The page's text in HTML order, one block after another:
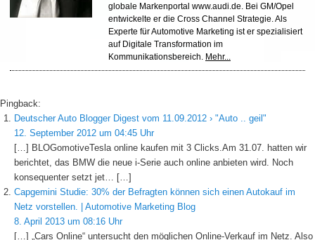
globale Markenportal www.audi.de. Bei GM/Opel
entwickelte er die Cross Channel Strategie. Als
Experte für Automotive Marketing ist er spezialisiert
auf Digitale Transformation im
Kommunikationsbereich. Mehr...
Pingback:
Deutscher Auto Blogger Digest vom 11.09.2012 › "Auto .. geil"
12. September 2012 um 04:45 Uhr
[…] BLOGomotiveTesla online kaufen mit 3 Clicks.Am 31.07. hatten wir
berichtet, das BMW die neue i-Serie auch online anbieten wird. Noch
konsequenter setzt jet… […]
Capgemini Studie: 30% der Befragten können sich einen Autokauf im
Netz vorstellen. | Automotive Marketing Blog
8. April 2013 um 08:16 Uhr
[…] „Cars Online“ untersucht den möglichen Online-Verkauf im Netz. Also